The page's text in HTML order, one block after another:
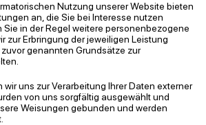
Nutzung unserer Website bieten
an, die Sie bei Interesse nutzen
Sie in der Regel weitere personenbezogene
zur Erbringung der jeweiligen Leistung
genannten Grundsätze zur
wir uns zur Verarbeitung Ihrer Daten externer
von uns sorgfältig ausgewählt und
Weisungen gebunden und werden